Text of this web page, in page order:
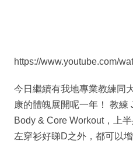
https://www.youtube.com/
今日繼續有我地專業教練同
康的體魄展開呢一年！ 教練
Body & Core Workout，上
左穿衫好睇D之外，都可以